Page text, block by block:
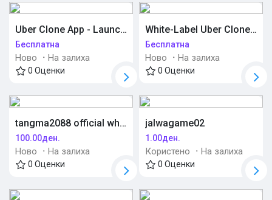
Uber Clone App - Launch an AI-Powered Taxi Booking Business
Бесплатна
Ново · На залиха
0 Оценки
White-Label Uber Clone App | Complete Taxi Booking Platform
Бесплатна
Ново · На залиха
0 Оценки
tangma2088 official whatsapp +8613859845573
100.00ден.
Ново · На залиха
0 Оценки
jalwagame02
1.00ден.
Користено · На залиха
0 Оценки